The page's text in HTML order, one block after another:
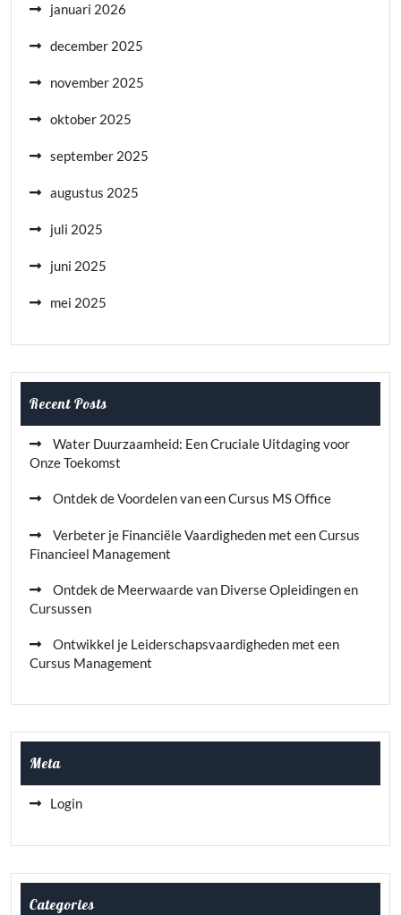
januari 2026
december 2025
november 2025
oktober 2025
september 2025
augustus 2025
juli 2025
juni 2025
mei 2025
Recent Posts
Water Duurzaamheid: Een Cruciale Uitdaging voor
Onze Toekomst
Ontdek de Voordelen van een Cursus MS Office
Verbeter je Financiële Vaardigheden met een Cursus
Financieel Management
Ontdek de Meerwaarde van Diverse Opleidingen en
Cursussen
Ontwikkel je Leiderschapsvaardigheden met een
Cursus Management
Meta
Login
Categories